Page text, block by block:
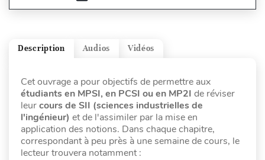
Vidéos
Audios
Description
Cet ouvrage a pour objectifs de permettre aux
étudiants en MPSI, en PCSI ou en MP2I de réviser
leurcours de SII (sciences industrielles de
l'ingénieur) et de l'assimiler par la mise en
application des notions. Dans chaque chapitre,
correspondant à peu près à une semaine de cours, le
lecteur trouvera notamment :